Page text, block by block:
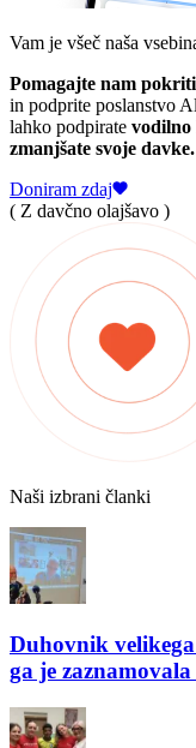
Vam je všeč naša
Pomagajte nam
in podprite poslanstvo
lahko podpirate vodilno
zmanjšate svoje davke.
Doniram zdaj
( Z davčno olajšavo )
Naši izbrani članki
Duhovnik
ga je zaznamovala